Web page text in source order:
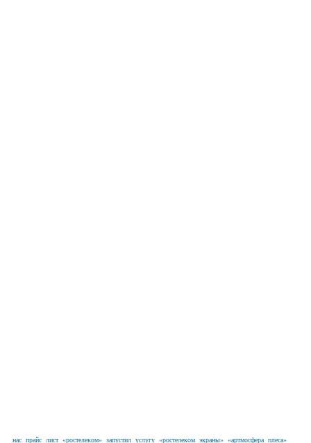
нас прайс лист «ростелеком» запустил услугу «ростелеком экраны» «артмосфера плеса»